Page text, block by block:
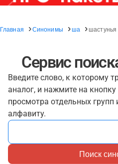
Главная Синонимы ша шастунья
Сервис
Введите слово, к которому
аналог, и нажмите на
просмотра отдельных групп
алфавиту.
Поиск